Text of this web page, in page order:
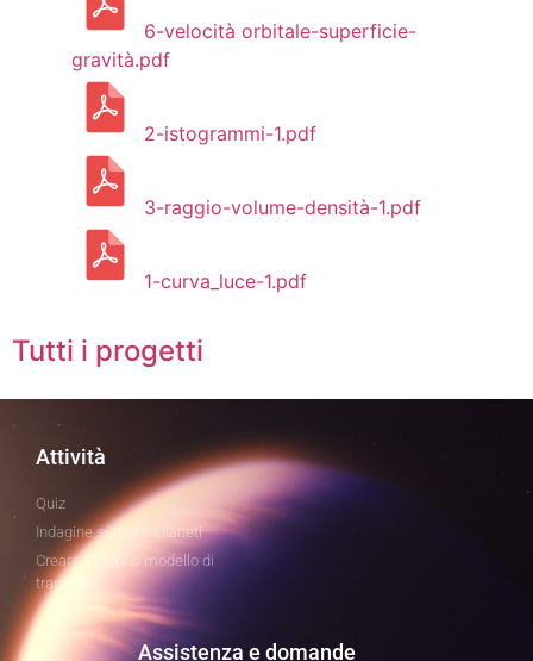
6-velocità orbitale-superficie-
gravità.pdf
2-istogrammi-1.pdf
3-raggio-volume-densità-1.pdf
1-curva_luce-1.pdf
Tutti i progetti
Attività
Quiz
Indagine sugli esopianeti
Creare il proprio modello di
transito
Assistenza e domande